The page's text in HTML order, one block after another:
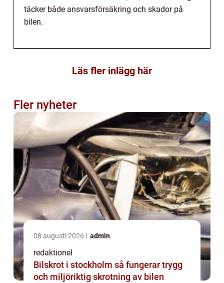
täcker både ansvarsförsäkring och skador på
bilen.
Läs fler inlägg här
Fler nyheter
08 augusti 2026 admin
redaktionel
Bilskrot i stockholm så fungerar trygg
och miljöriktig skrotning av bilen